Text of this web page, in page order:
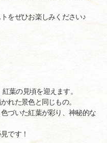
をぜひお楽しみください♪
葉の見頃を迎えます。
れた景色と同じもの。
づいた紅葉が彩り、神秘的な
です！